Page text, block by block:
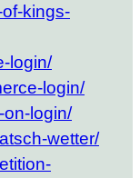
kings-
login/
login/
on-login/
wetter/